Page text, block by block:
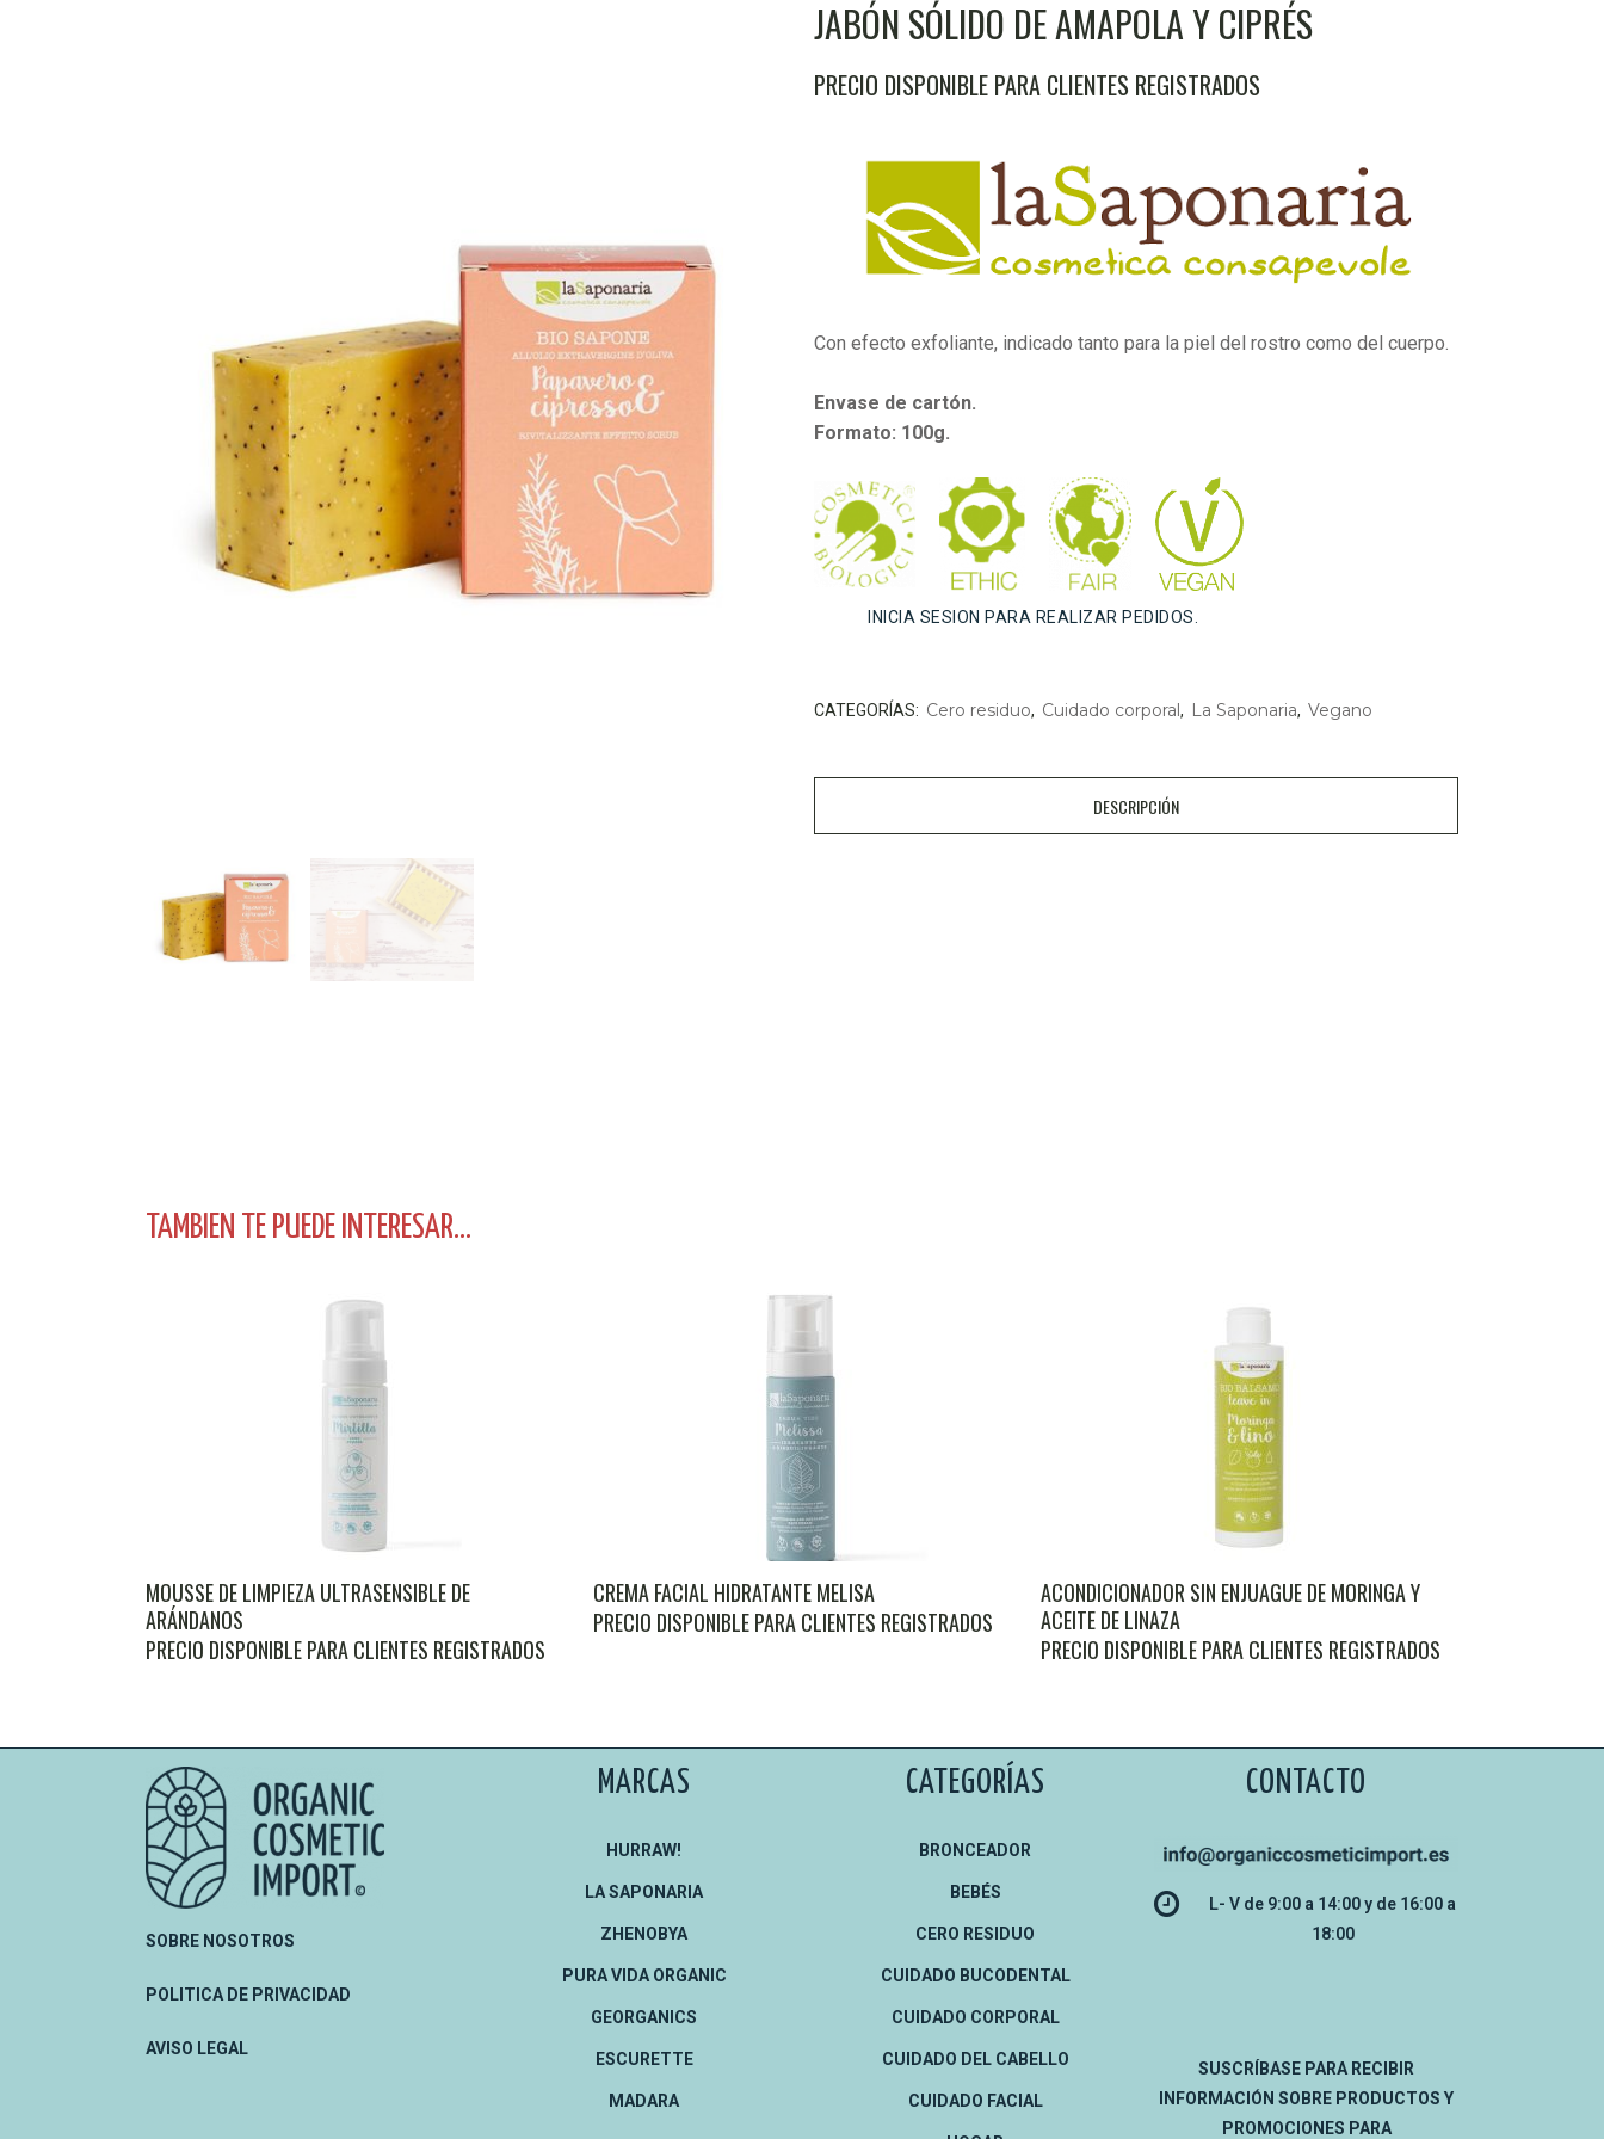
JABÓN SÓLIDO DE AMAPOLA Y CIPRÉS
PRECIO DISPONIBLE PARA CLIENTES REGISTRADOS
Con efecto exfoliante, indicado tanto para la piel del rostro como del cuerpo.
Envase de cartón.
Formato: 100g.
INICIA SESION PARA REALIZAR PEDIDOS.
CATEGORÍAS: Cero residuo, Cuidado corporal, La Saponaria, Vegano
DESCRIPCIÓN
TAMBIEN TE PUEDE INTERESAR...
MOUSSE DE LIMPIEZA ULTRASENSIBLE DE
ARÁNDANOS
PRECIO DISPONIBLE PARA CLIENTES REGISTRADOS
CREMA FACIAL HIDRATANTE MELISA
PRECIO DISPONIBLE PARA CLIENTES REGISTRADOS
ACONDICIONADOR SIN ENJUAGUE DE MORINGA Y
ACEITE DE LINAZA
PRECIO DISPONIBLE PARA CLIENTES REGISTRADOS
SOBRE NOSOTROS
POLITICA DE PRIVACIDAD
AVISO LEGAL
MARCAS
HURRAW!
LA SAPONARIA
ZHENOBYA
PURA VIDA ORGANIC
GEORGANICS
ESCURETTE
MADARA
CATEGORÍAS
BRONCEADOR
BEBÉS
CERO RESIDUO
CUIDADO BUCODENTAL
CUIDADO CORPORAL
CUIDADO DEL CABELLO
CUIDADO FACIAL
CONTACTO
L- V de 9:00 a 14:00 y de 16:00 a
18:00
SUSCRÍBASE PARA RECIBIR
INFORMACIÓN SOBRE PRODUCTOS Y
PROMOCIONES PARA